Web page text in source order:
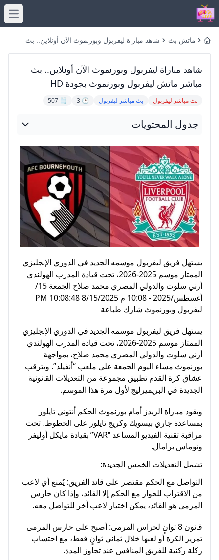
Homeماتش بث
شاهد مباراة ليفربول وبورنموث الآن أونلاين.. بث
شاهد مباراة ليفربول وبورنموث الآن أونلاين.. بث
مباشر ماتش ليفربول وبورنموث بجودة HD
بث مباشر ليفربول بث مباشر ليفربول 🕒 3
🗒️ 507
جدول المحتويات
يستهل فريق ليفربول موسمه الجديد في الدوري الإنجليزي
الممتاز موسم 2025-2026، تحت قيادة المدرب الهولندي
أرني سلوت والدولي المصري محمد صلاح الجمعة 15/
أغسطس/2025 - 10:08 م 8/15/2025 10:08:48 PM
ليفربول وبورنموث شارك طباعة
يستهل فريق ليفربول موسمه الجديد في الدوري الإنجليزي
الممتاز موسم 2025-2026، تحت قيادة المدرب الهولندي
أرني سلوت والدولي المصري محمد صلاح، بمواجهة
بورنموث مساء اليوم الجمعة على ملعب “أنفيلد”. ويترقب
عشاق كرة القدم تطبيق مجموعة من التعديلات القانونية
الجديدة في البريميرليج لأول مرة هذا الموسم.
ويقود مباراة الريدز أمام بورنموث الحكم أنتوني تايلور
بمساعدة جاري بيسويك وكريج تايلور على الخطوط، تحت
مراقبة تقنية الفيديو المساعد “VAR” بقيادة مايكل أوليفر
وتوماس برامال.
تشمل التعديلات الخمس الجديدة:
التواصل مع الحكم مقتصر على قائد الفريق: يُمنع أي لاعب
من الاقتراب للحوار مع الحكم إلا القائد، وإذا كان حارس
المرمى هو القائد، يمكن اختيار لاعب آخر للتواصل معه.
قانون 8 ثوانٍ لحراس المرمى: أصبح على حارس المرمى
تمرير الكرة أو لعبها خلال ثماني ثوانٍ فقط، مع احتساب
ركلة ركنية للفريق المنافس عند تجاوز المدة.